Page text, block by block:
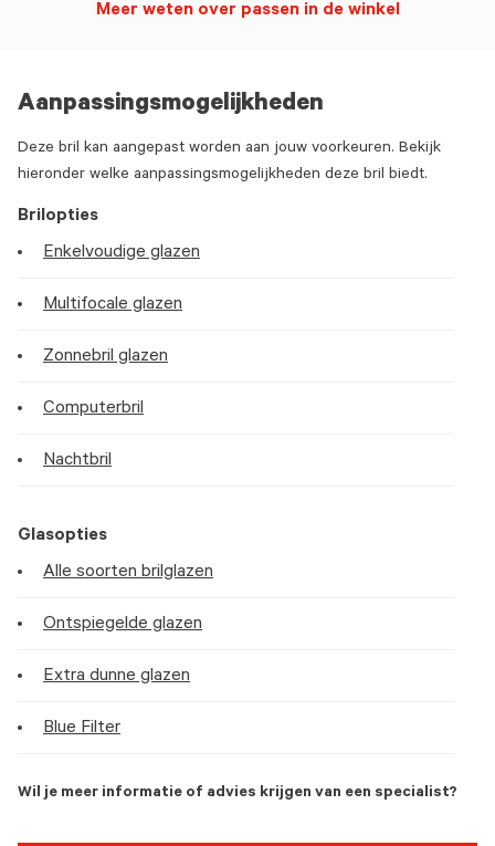
Aanpassingsmogelijkheden
Deze bril kan aangepast worden aan jouw voorkeuren. Bekijk
hieronder welke aanpassingsmogelijkheden deze bril biedt.
Brilopties
Enkelvoudige glazen
Multifocale glazen
Zonnebril glazen
Computerbril
Nachtbril
Glasopties
Alle soorten brilglazen
Ontspiegelde glazen
Extra dunne glazen
Blue Filter
Wil je meer informatie of advies krijgen van een specialist?
Meer weten over passen in de winkel